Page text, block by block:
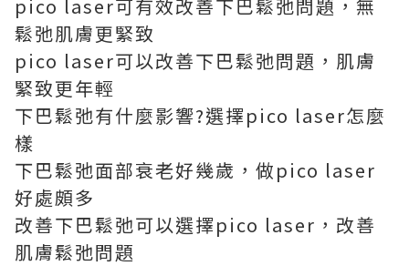
pico laser可有效改善下巴鬆弛問題，無
鬆弛肌膚更緊致
pico laser可以改善下巴鬆弛問題，肌膚
緊致更年輕
下巴鬆弛有什麼影響?選擇pico laser怎麼
樣
下巴鬆弛面部衰老好幾歲，做pico laser
好處頗多
改善下巴鬆弛可以選擇pico laser，改善
肌膚鬆弛問題